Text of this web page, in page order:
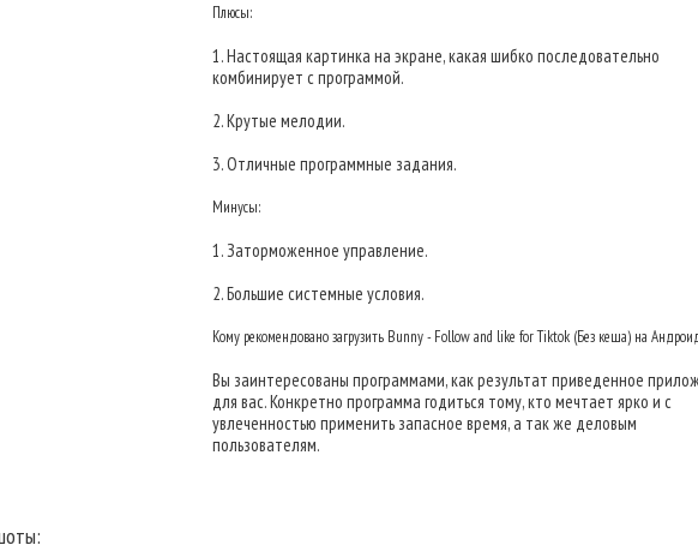
Плюсы:
1. Настоящая картинка на экране, какая шибко последовательно
комбинирует с программой.
2. Крутые мелодии.
3. Отличные программные задания.
Минусы:
1. Заторможенное управление.
2. Большие системные условия.
Кому рекомендовано загрузить Bunny - Follow and like for Tiktok (Без кеша) на
Вы заинтересованы программами, как результат приведенное
для вас. Конкретно программа годиться тому, кто мечтает ярко и с
увлеченностью применить запасное время, а так же деловым
пользователям.